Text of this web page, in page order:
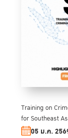
Training on
for Southeast
05 ม.ค.